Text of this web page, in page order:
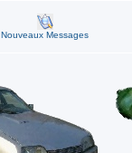
Nouveaux Messages